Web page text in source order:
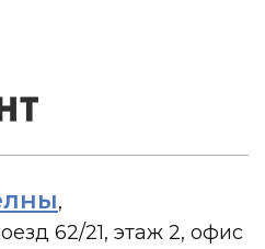
,
62/21, этаж 2, офис